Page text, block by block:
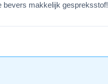
bevers makkelijk gespreksstof!